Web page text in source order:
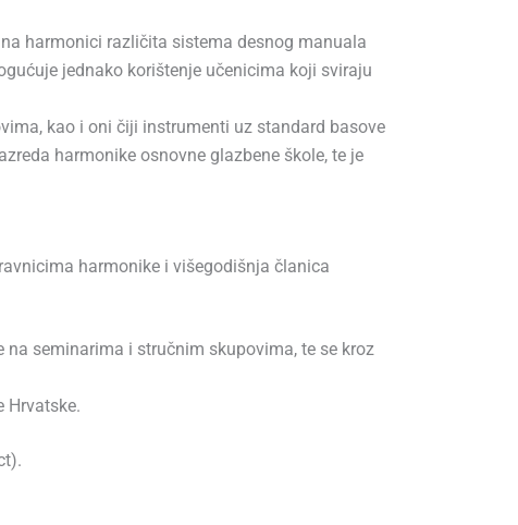
harmonici različita sistema desnog manuala
jednako korištenje učenicima koji sviraju
kao i oni čiji instrumenti uz standard basove
harmonike osnovne glazbene škole, te je
harmonike i višegodišnja članica
seminarima i stručnim skupovima, te se kroz
Hrvatske.